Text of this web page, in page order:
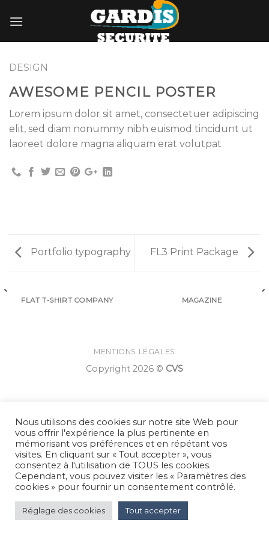
DESIGN
AWESOME PENCIL POSTER
Lorem ipsum dolor sit amet, consectetuer adipiscing
elit, sed diam nonummy nibh euismod tincidunt ut
laoreet dolore magna aliquam erat volutpat
Portfolio typography FL3 Print Package
FLAT T-SHIRT COMPANY MAGAZINE
MENTIONS LÉGALES
Copyright 2026 © CVS
Nous utilisons des cookies sur notre site Web pour
vous offrir l'expérience la plus pertinente en
mémorisant vos préférences et en répétant vos
visites. En cliquant sur « Tout accepter », vous
consentez à l'utilisation de TOUS les cookies.
Cependant, vous pouvez visiter les « Paramètres des
cookies » pour fournir un consentement contrôlé.
Réglage des cookies Tout accepter